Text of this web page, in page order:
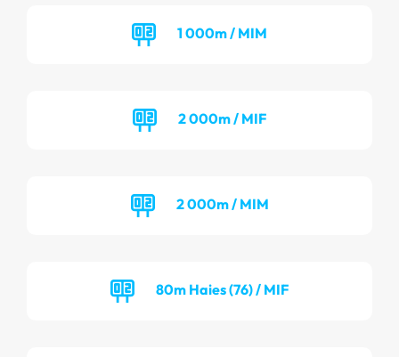
1 000m / MIM
2 000m / MIF
2 000m / MIM
80m Haies (76) / MIF